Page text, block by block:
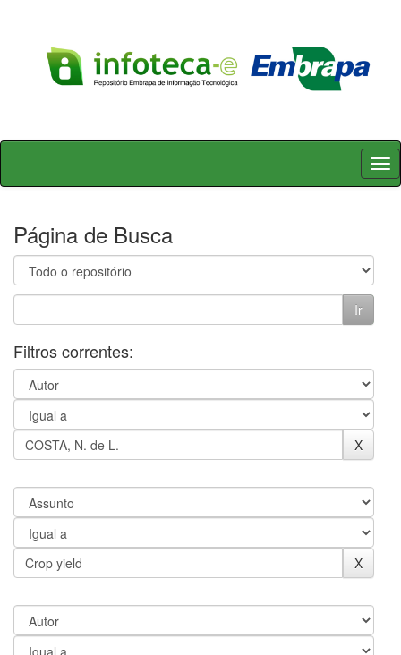
Skip
Página de Busca
Filtros correntes: